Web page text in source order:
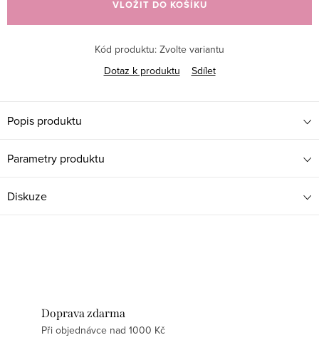
VLOŽIT DO KOŠÍKU
Kód produktu: Zvolte variantu
Dotaz k produktu
Sdílet
Popis produktu
Parametry produktu
Diskuze
Doprava zdarma
Při objednávce nad 1000 Kč